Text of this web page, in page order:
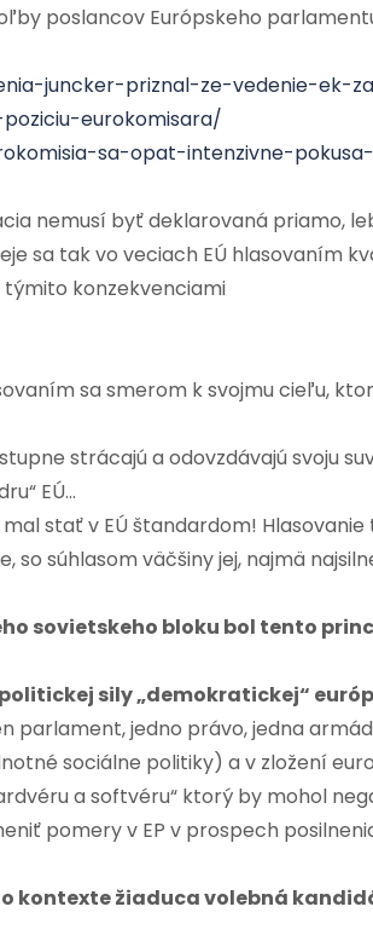
poslancov Európskeho
juncker-priznal-ze-vedenie-ek-
eurokomisara/
sa-opat-intenzivne-
nemusí byť deklarovaná priamo,
sa tak vo veciach EÚ hlasovaním
týmito konzekvenciami
sa smerom k svojmu cieľu,
strácajú a odovzdávajú svoju
EÚ…
stať v EÚ štandardom! Hlasovanie
so súhlasom väčšiny jej, najmä
sovietskeho bloku bol tento
sily „demokratickej“
parlament, jedno právo, jedna
sociálne politiky) a v zložení
a softvéru“ ktorý by mohol
pomery v EP v prospech
kontexte žiaduca volebná